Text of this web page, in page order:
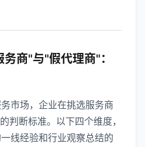
商"与"假代理商"：
市场，企业在挑选服务商
判断标准。以下四个维度，
线经验和行业观察总结的